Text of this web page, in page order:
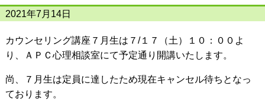
2021年7月14日
カウンセリング講座７月生は７/１７（土）１０：００よ
り、ＡＰＣ心理相談室にて予定通り開講いたします。
尚、７月生は定員に達したため現在キャンセル待ちとなっ
ております。